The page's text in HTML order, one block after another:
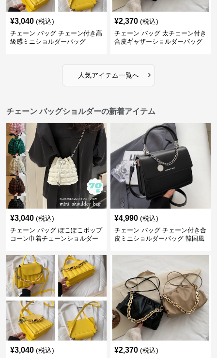
¥3,040 (税込)
チェーン バッグ チェーン付き高
級感ミニショルダーバッグ
¥2,370 (税込)
チェーン バッグ 太チェーン付き
合皮ギャザーショルダーバッグ
人気アイテム一覧へ ›
チェーン バッグショルダーの新着アイテム
¥3,040 (税込)
チェーン バッグ ぽこぽこポップ
コーン巾着チェーンショルダー
¥4,990 (税込)
チェーン バッグ チェーン付き合
皮ミニショルダーバッグ 韓国風
¥3,040 (税込) ¥2,370 (税込)